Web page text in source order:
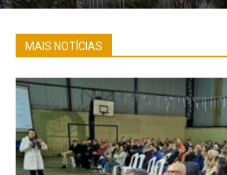
MAIS NOTÍCIAS